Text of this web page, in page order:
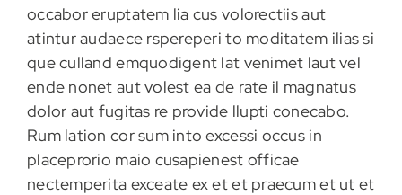
occabor eruptatem lia cus volorectiis aut
atintur audaece rspereperi to moditatem ilias si
que culland emquodigent lat venimet laut vel
ende nonet aut volest ea de rate il magnatus
dolor aut fugitas re provide llupti conecabo.
Rum lation cor sum into excessi occus in
placeprorio maio cusapienest officae
nectemperita exceate ex et et praecum et ut et